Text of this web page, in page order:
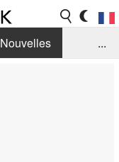
Nouvelles
...